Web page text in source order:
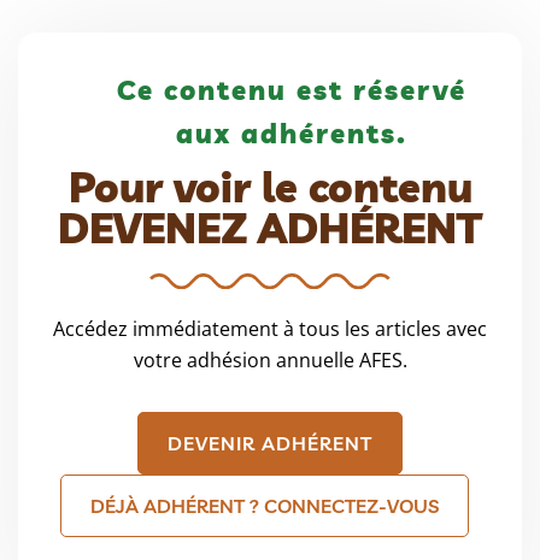
Ce contenu est réservé
aux adhérents.
Pour voir le contenu
DEVENEZ ADHÉRENT
Accédez immédiatement à tous les articles avec
votre adhésion annuelle AFES.
DEVENIR ADHÉRENT
DÉJÀ ADHÉRENT ? CONNECTEZ-VOUS